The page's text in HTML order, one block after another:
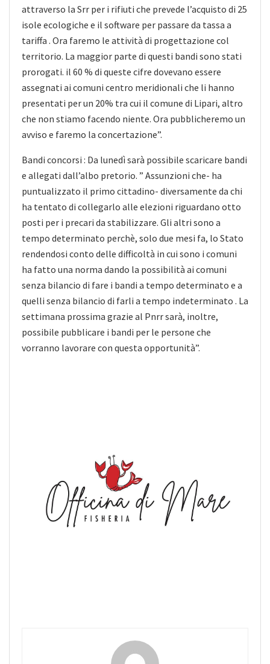
attraverso la Srr per i rifiuti che prevede l’acquisto di 25
isole ecologiche e il software per passare da tassa a
tariffa . Ora faremo le attività di progettazione col
territorio. La maggior parte di questi bandi sono stati
prorogati. il 60 % di queste cifre dovevano essere
assegnati ai comuni centro meridionali che li hanno
presentati per un 20% tra cui il comune di Lipari, altro
che non stiamo facendo niente. Ora pubblicheremo un
avviso e faremo la concertazione”.
Bandi concorsi : Da lunedì sarà possibile scaricare bandi
e allegati dall’albo pretorio. ” Assunzioni che- ha
puntualizzato il primo cittadino- diversamente da chi
ha tentato di collegarlo alle elezioni riguardano otto
posti per i precari da stabilizzare. Gli altri sono a
tempo determinato perchè, solo due mesi fa, lo Stato
rendendosi conto delle difficoltà in cui sono i comuni
ha fatto una norma dando la possibilità ai comuni
senza bilancio di fare i bandi a tempo determinato e a
quelli senza bilancio di farli a tempo indeterminato . La
settimana prossima grazie al Pnrr sarà, inoltre,
possibile pubblicare i bandi per le persone che
vorranno lavorare con questa opportunità”.